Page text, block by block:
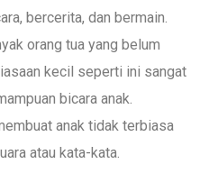
bercerita, dan bermain.
orang tua yang belum
kecil seperti ini sangat
bicara anak.
anak tidak terbiasa
atau kata-kata.